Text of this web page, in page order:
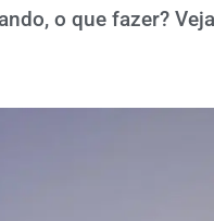
o que fazer?